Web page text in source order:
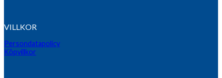
VILLKOR
Persondatapolicy
Köpvillkor